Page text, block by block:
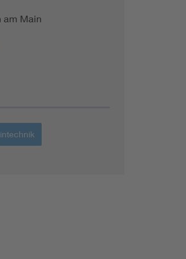
am Main